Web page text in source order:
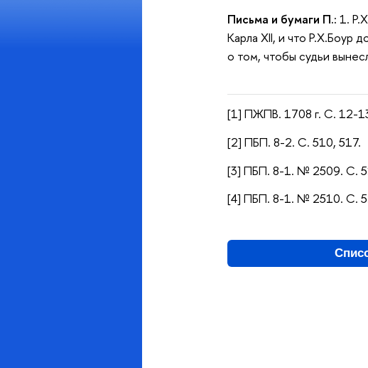
Письма и бумаги П.: 1.
Карла XII, и что Р.Х.Боур
о том, чтобы судьи
[1] ПЖПВ. 1708 г. С. 12-
[2] ПБП. 8-2. С. 510, 517.
[3] ПБП. 8-1. № 2509. С.
[4] ПБП. 8-1. № 2510. С.